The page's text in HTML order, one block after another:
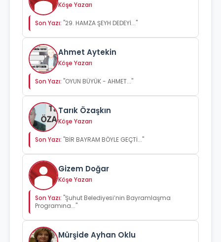
Köşe Yazarı
Son Yazı: "29. HAMZA ŞEYH DEDEYİ..."
Ahmet Aytekin
Köşe Yazarı
Son Yazı: "OYUN BÜYÜK - AHMET..."
Tarık Özaşkın
Köşe Yazarı
Son Yazı: "BİR BAYRAM BÖYLE GEÇTİ..."
Gizem Doğar
Köşe Yazarı
Son Yazı: "Şuhut Belediyesi’nin Bayramlaşma
Programına..."
Mürşide Ayhan Oklu